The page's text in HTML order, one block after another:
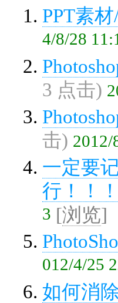
PPT素
4/8/28
3 点击)
击) 2012/
一定要
行！！！
3 [浏览]
012/4/25
如何消